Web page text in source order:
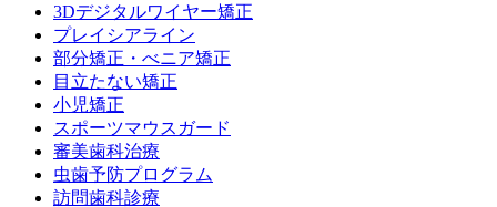
3Dデジタルワイヤー矯正
プレイシアライン
部分矯正・べニア矯正
目立たない矯正
小児矯正
スポーツマウスガード
審美歯科治療
虫歯予防プログラム
訪問歯科診療